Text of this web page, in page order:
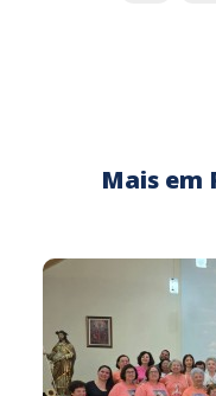
Mais em